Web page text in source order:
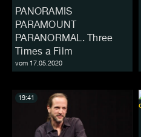
PANORAMIS
PARAMOUNT
PARANORMAL. Three
Times a Film
vom 17.05.2020
19:41